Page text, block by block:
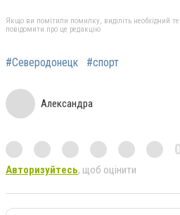
Якщо ви помітили помилку, виділіть необхідний
повідомити про це редакцію
#Северодонецк #спорт
Александра
Авторизуйтесь, щоб оцінити